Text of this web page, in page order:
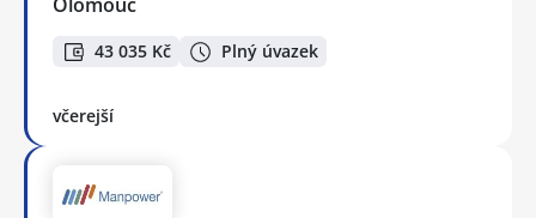
43 035 Kč Plný úvazek
včerejší